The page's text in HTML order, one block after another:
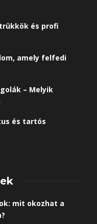
és profi
amely felfedi
– Melyik
és tartós
mit okozhat a